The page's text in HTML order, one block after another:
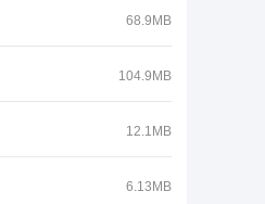
68.9MB
104.9MB
12.1MB
6.13MB